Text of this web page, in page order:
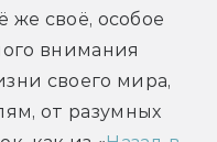
же своё, особое
внимания
своего мира,
от разумных